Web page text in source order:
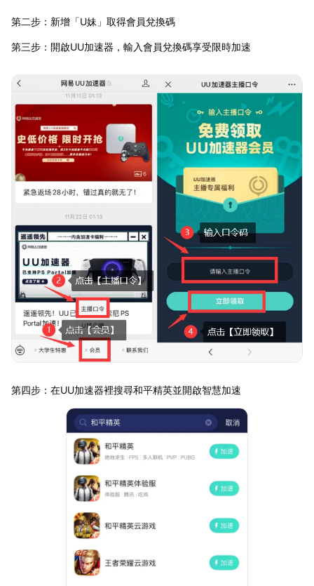
第二步：新增「U妹」取得會員兌換碼
第三步：開啟UU加速器，輸入會員兌換碼享受限時加速
第四步：在UU加速器裡搜尋和平精英並開啟智慧加速